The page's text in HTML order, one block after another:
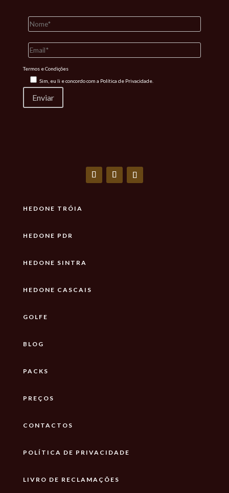
Termos e Condições
Sim, eu li e concordo com a Política de Privacidade.
HEDONE TRÓIA
HEDONE PDR
HEDONE SINTRA
HEDONE CASCAIS
GOLFE
BLOG
PACKS
PREÇOS
CONTACTOS
POLÍTICA DE PRIVACIDADE
LIVRO DE RECLAMAÇÕES